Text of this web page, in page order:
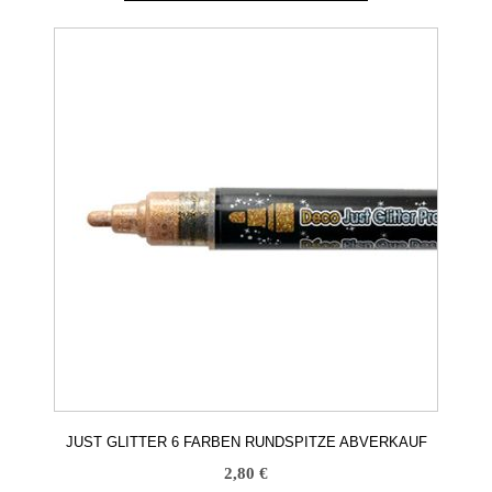
können
auf
der
JUST GLITTER 6 FARBEN RUNDSPITZE ABVERKAUF
2,80 €